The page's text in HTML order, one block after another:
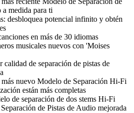
medida para ti
desbloquea potencial infinito y obtén
en más de 30 idiomas
musicales nuevos con 'Moises
calidad de separación de pistas de
más nuevo Modelo de Separación Hi-Fi
están más completas
de separación de dos stems Hi-Fi
de Pistas de Audio mejorada